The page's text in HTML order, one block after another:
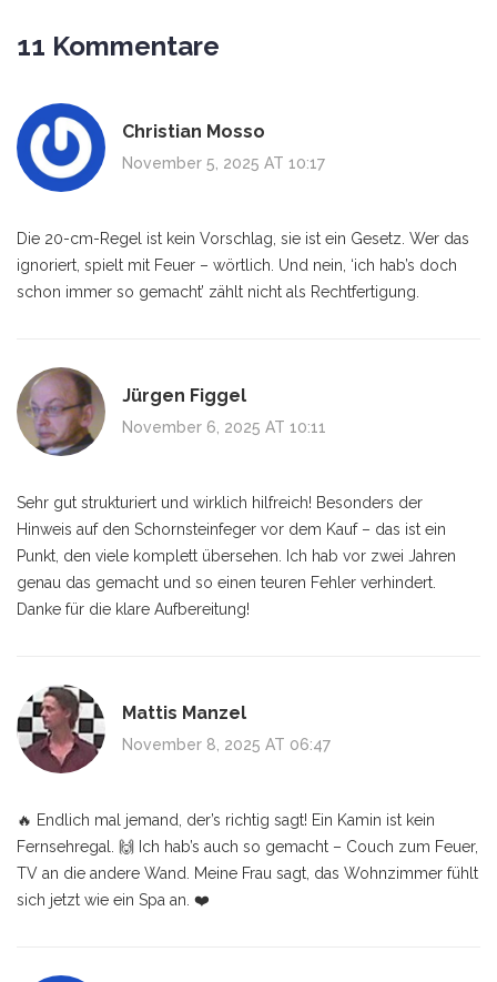
11 Kommentare
Christian Mosso
November 5, 2025 AT 10:17
Die 20-cm-Regel ist kein Vorschlag, sie ist ein Gesetz. Wer das
ignoriert, spielt mit Feuer – wörtlich. Und nein, ‘ich hab’s doch
schon immer so gemacht’ zählt nicht als Rechtfertigung.
Jürgen Figgel
November 6, 2025 AT 10:11
Sehr gut strukturiert und wirklich hilfreich! Besonders der
Hinweis auf den Schornsteinfeger vor dem Kauf – das ist ein
Punkt, den viele komplett übersehen. Ich hab vor zwei Jahren
genau das gemacht und so einen teuren Fehler verhindert.
Danke für die klare Aufbereitung!
Mattis Manzel
November 8, 2025 AT 06:47
🔥 Endlich mal jemand, der’s richtig sagt! Ein Kamin ist kein
Fernsehregal. 🙌 Ich hab’s auch so gemacht – Couch zum Feuer,
TV an die andere Wand. Meine Frau sagt, das Wohnzimmer fühlt
sich jetzt wie ein Spa an. ❤️